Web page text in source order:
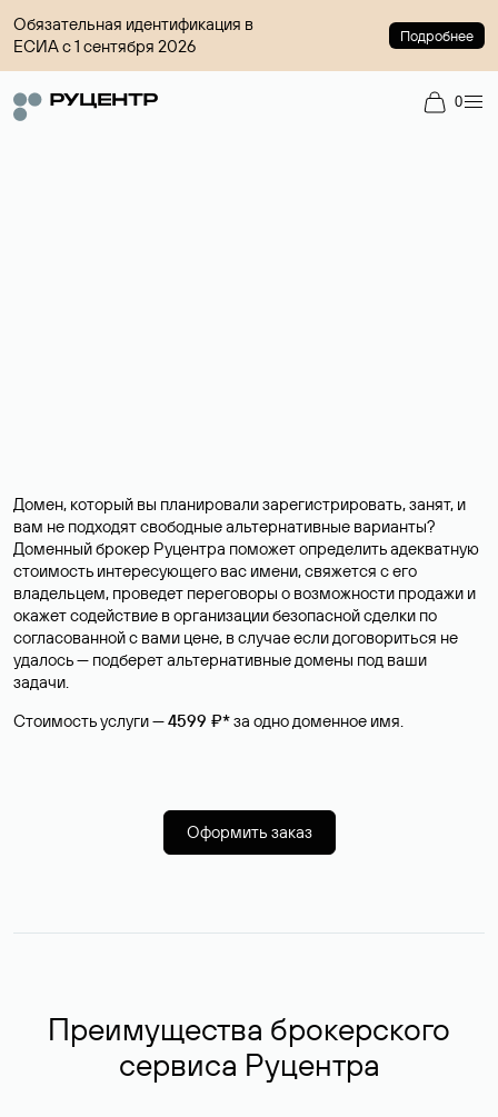
Обязательная идентификация в
ЕСИА с 1 сентября 2026
Подробнее
0
Домен, который вы планировали зарегистрировать, занят, и
вам не подходят свободные альтернативные варианты?
Доменный брокер Руцентра поможет определить адекватную
стоимость интересующего вас имени, свяжется с его
владельцем, проведет переговоры о возможности продажи и
окажет содействие в организации безопасной сделки по
согласованной с вами цене, в случае если договориться не
удалось — подберет альтернативные домены под ваши
задачи.
Стоимость услуги —4599 ₽*за одно доменное имя.
Оформить заказ
Преимущества брокерского
сервиса Руцентра